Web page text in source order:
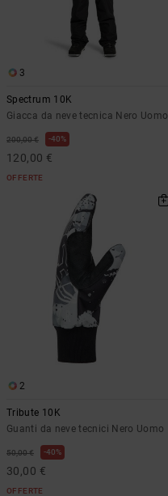
3
Spectrum 10K
Giacca da neve tecnica Nero Uomo
200,00 € 40%
120,00 €
OFFERTE
2
Tribute 10K
Guanti da neve tecnici Nero Uomo
50,00 € 40%
30,00 €
OFFERTE